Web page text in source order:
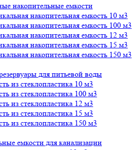
накопительные емкости
накопительная емкость 10 м3
накопительная емкость 100 м3
накопительная емкость 12 м3
накопительная емкость 15 м3
накопительная емкость 150 м3
для питьевой воды
из стеклопластика 10 м3
из стеклопластика 100 м3
из стеклопластика 12 м3
из стеклопластика 15 м3
из стеклопластика 150 м3
емкости для канализации